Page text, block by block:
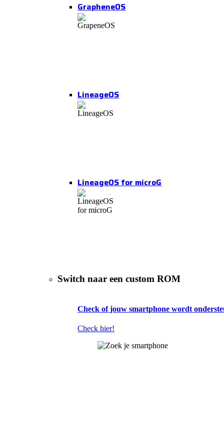
GrapheneOS
LineageOS
LineageOS for microG
Switch naar een custom ROM
Check of jouw smartphone wordt
Check hier!